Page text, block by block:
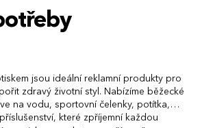
jsou ideální reklamní produkty pro
zdravý životní styl. Nabízíme běžecké
na vodu, sportovní čelenky, potítka,
které zpříjemní každou